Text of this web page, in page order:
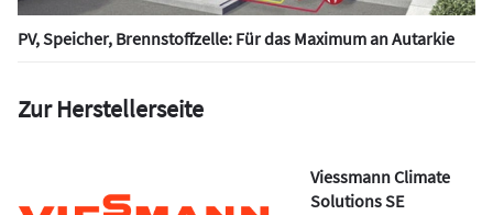
PV, Speicher, Brennstoffzelle: Für das Maximum an Autarkie
Zur Herstellerseite
Viessmann Climate
Solutions SE